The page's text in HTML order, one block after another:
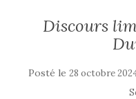
Discours
Posté le 28 octobre